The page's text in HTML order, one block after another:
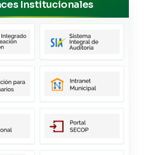
Institucionales